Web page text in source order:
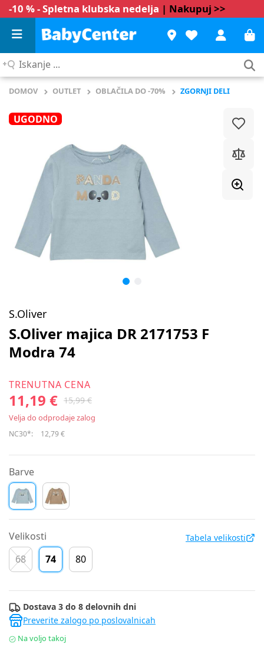
-10 % - Spletna klubska nedelja | Nakupuj >>
Iskanje
DOMOV OUTLET OBLAČILA DO -70% ZGORNJI DELI
UGODNO
S.Oliver
S.Oliver majica DR 2171753 F
Modra 74
TRENUTNA CENA
11,19 € 15,99 €
Velja do odprodaje zalog
NC30*: 12,79 €
Barve
Velikosti Tabela velikosti
68 74 80
Dostava 3 do 8 delovnih dni
Preverite zalogo po poslovalnicah
Na voljo takoj